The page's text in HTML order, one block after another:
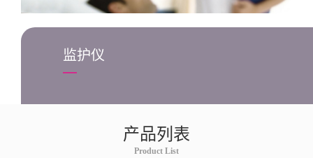
监护仪
产品列表
Product List